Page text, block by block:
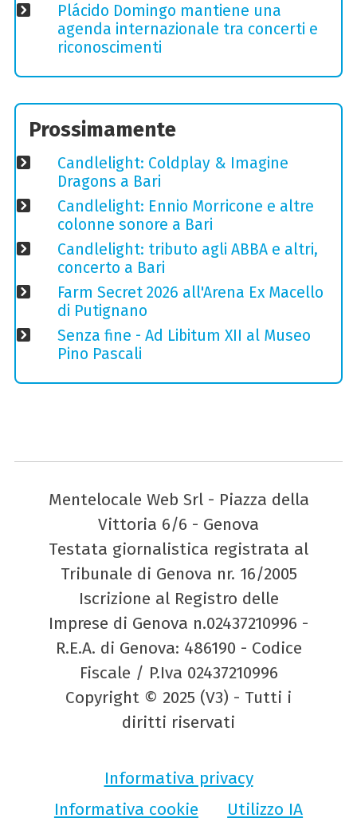
Plácido Domingo mantiene una
agenda internazionale tra concerti e
riconoscimenti
Prossimamente
Candlelight: Coldplay & Imagine
Dragons a Bari
Candlelight: Ennio Morricone e altre
colonne sonore a Bari
Candlelight: tributo agli ABBA e altri,
concerto a Bari
Farm Secret 2026 all'Arena Ex Macello
di Putignano
Senza fine - Ad Libitum XII al Museo
Pino Pascali
Mentelocale Web Srl - Piazza della
Vittoria 6/6 - Genova
Testata giornalistica registrata al
Tribunale di Genova nr. 16/2005
Iscrizione al Registro delle
Imprese di Genova n.02437210996 -
R.E.A. di Genova: 486190 - Codice
Fiscale / P.Iva 02437210996
Copyright © 2025 (V3) - Tutti i
diritti riservati
Informativa privacy
Informativa cookie
Utilizzo IA